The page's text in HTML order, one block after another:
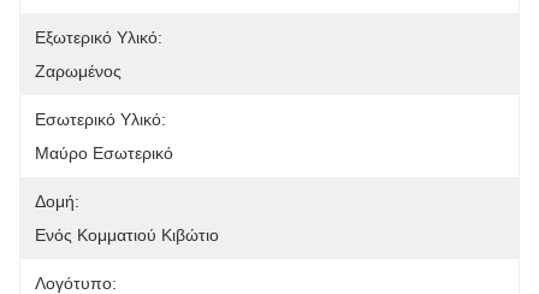
Εξωτερικό Υλικό:
Ζαρωμένος
Εσωτερικό Υλικό:
Μαύρο Εσωτερικό
Δομή:
Ενός Κομματιού Κιβώτιο
Λογότυπο: